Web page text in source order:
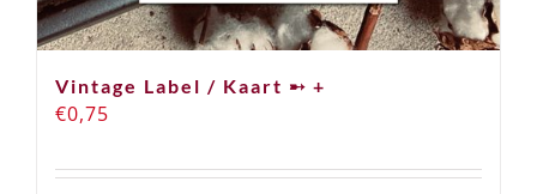
Vintage Label / Kaart ➸ +
€0,75